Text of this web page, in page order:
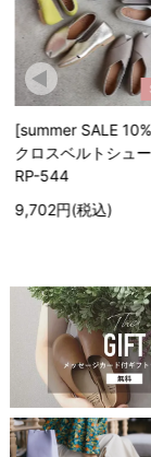
SALE
10%off]
シューズ
)
ラ